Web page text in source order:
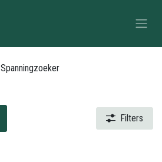
Spanningzoeker
Filters